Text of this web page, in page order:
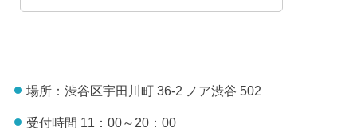
場所：渋谷区宇田川町 36-2 ノア渋谷 502
受付時間 11：00～20：00